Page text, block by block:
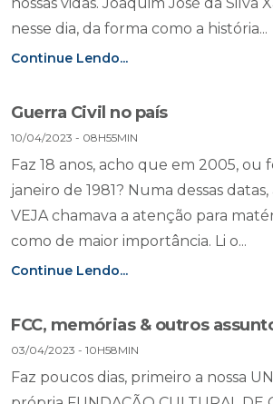
nesse dia, da forma como a história...
Continue Lendo...
Guerra Civil no país
10/04/2023 - 08H55MIN
Faz 18 anos, acho que em 2005, ou
janeiro de 1981? Numa dessas
VEJA chamava a atenção para
como de maior importância. Li o...
Continue Lendo...
FCC, memórias & outros
03/04/2023 - 10H58MIN
Faz poucos dias, primeiro a nossa